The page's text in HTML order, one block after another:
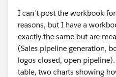
I can't post the workbook
reasons, but I have a
exactly the same but are
(Sales pipeline generation,
logos closed, open
table, two charts showing